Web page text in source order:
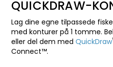
QUICKDRAW-
Lag dine egne tilpassede
med konturer på 1 tomme.
eller del dem med QuickDraw
Connect™.